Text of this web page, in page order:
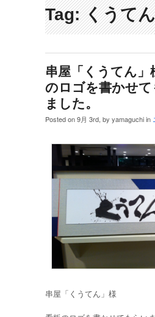
Tag: くうて
串屋「くうてん」
のロゴを書かせ
ました。
Posted on 9月 3rd, by yamaguchi in
串屋「くうてん」様